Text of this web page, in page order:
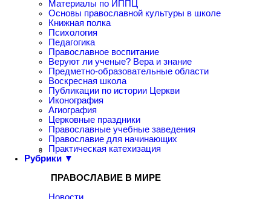
Материалы по ИППЦ
Основы православной культуры в школе
Книжная полка
Психология
Педагогика
Православное воспитание
Веруют ли ученые? Вера и знание
Предметно-образовательные области
Воскресная школа
Публикации по истории Церкви
Иконография
Агиография
Церковные праздники
Православные учебные заведения
Православие для начинающих
Практическая катехизация
Рубрики ▼
ПРАВОСЛАВИЕ В МИРЕ